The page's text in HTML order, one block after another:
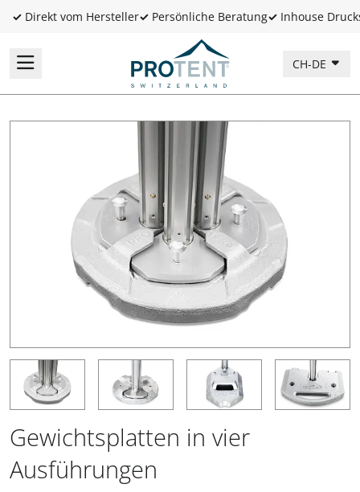
✓ Direkt vom Hersteller✓ Persönliche Beratung✓ Inhouse
CH-DE
Gewichtsplatten in vier
Ausführungen